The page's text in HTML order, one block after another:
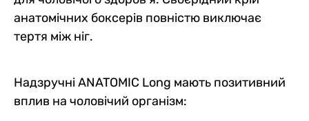
анатомічних боксерів повністю виключає
тертя між ніг.
Надзручні ANATOMIC Long мають позитивний
вплив на чоловічий організм: